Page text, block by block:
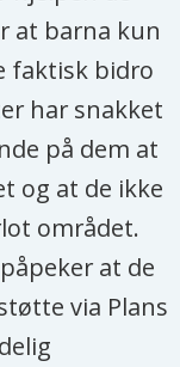
at barna kun
faktisk bidro
har snakket
på dem at
og at de ikke
området.
at de
via Plans